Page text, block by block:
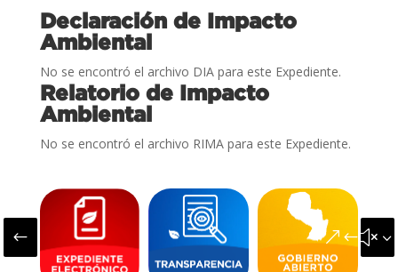
Declaración de Impacto
Ambiental
No se encontró el archivo DIA para este Expediente.
Relatorio de Impacto
Ambiental
No se encontró el archivo RIMA para este Expediente.
#